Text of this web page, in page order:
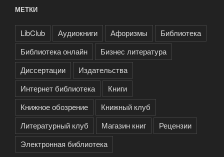
МЕТКИ
LibClub Аудиокниги Афоризмы
Библиотека
Библиотека онлайн
Бизнес литература
Диссертации
Издательства
Интернет библиотека
Книги
Книжное обозрение
Книжный клуб
Литературный клуб
Магазин книг
Рецензии
Электронная библиотека